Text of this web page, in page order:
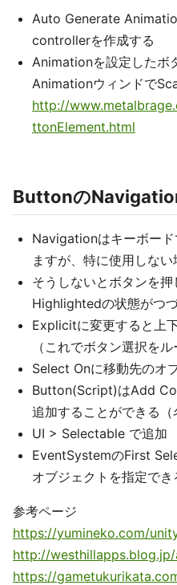
Auto Generate
controllerを作成する
Animationを設定したボ
Animationウィンドで
http://
ttonElement.html
Buttonの
Navigationはキーボード
ますが、特に使用しな
そうしないとボタンを
Highlightedの状態がつづ
Explicitに変更すると上
（これでボタン選択を
Select Onに移動先のオ
Button(Script)はAdd
追加することができる（
UI > Selectable で追加
EventSystemのFirst
オブジェクトを指定でき
参考ページ
https://yumineko.com/
http://
https://